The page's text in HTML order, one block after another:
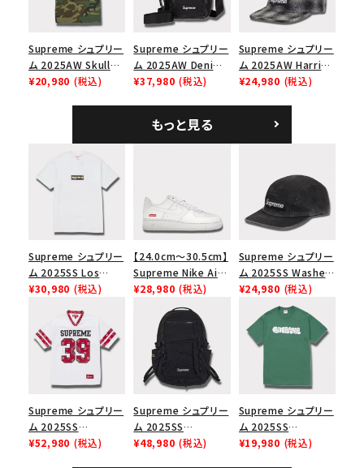
Supreme シュプリー
ム 2025AW Skull
Tee スカル Tシャ
¥20,980 (税込)
Supreme シュプリー
ム 2025AW Denim
Shoulder Bag デニ
¥37,980 (税込)
Supreme シュプリー
ム 2025AW Harris
Tweed Camp Cap
¥24,980 (税込)
もっと見る
Supreme シュプリー
ム 2025SS Los
Angeles Fire Relief
イヤーリリーフボック
スロゴTシャツ ホワ
イト 白
¥30,980 (税込)
【24.0cm～30.5cm】
Supreme Nike Air
Force 1 Low シュプ
リーム ナイキエアフォ
ース１スニーカー シ
ューズ ホワイト
¥28,980 (税込)
Supreme シュプリー
ム 2025SS Washed
Chino Twill Camp
Cap ウォッシュチノツ
イルキャンプキャップ
ブラック 黒
¥24,980 (税込)
Supreme シュプリー
ム 2025SS
Bandana Football
¥52,980 (税込)
Supreme シュプリー
ム 2025SS
Backpack バックパッ
¥48,980 (税込)
Supreme シュプリー
ム 2025SS
Homerun Tee ホー
¥19,980 (税込)